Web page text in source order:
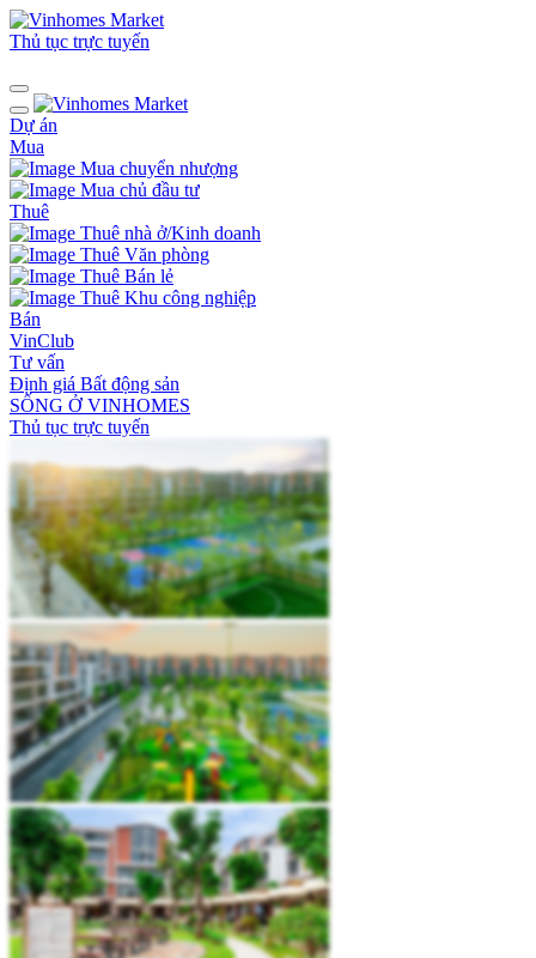
Thủ tục trực tuyến
Dự án
Mua
Mua chuyển nhượng
Mua chủ đầu tư
Thuê
Thuê nhà ở/Kinh doanh
Thuê Văn phòng
Thuê Bán lẻ
Thuê Khu công nghiệp
Bán
VinClub
Tư vấn
Định giá Bất động sản
SỐNG Ở VINHOMES
Thủ tục trực tuyến